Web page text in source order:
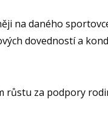
na daného
dovedností a
za podpory